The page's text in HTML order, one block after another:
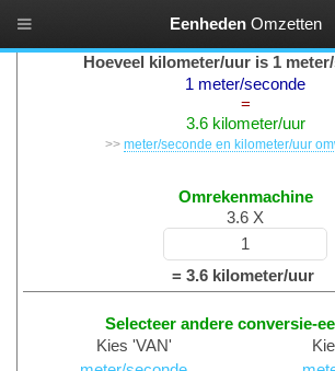
Hoeveel kilometer/uur is 1
1 meter/seconde
=
3.6 kilometer/uur
>> meter/seconde en kilometer/uur
Omrekenmachine
3.6 X
= 3.6 kilometer/uur
Selecteer andere conversie-
Kies 'VAN'
Eenheden Omzetten